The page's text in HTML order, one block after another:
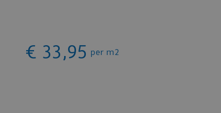
€ 33,95 per m2